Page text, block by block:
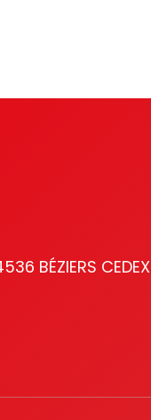
BÉZIERS CEDEX